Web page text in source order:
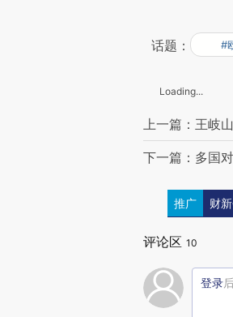
话题： #
Loading...
上一篇：王岐
下一篇：多国
推广 财
评论区 10
登录